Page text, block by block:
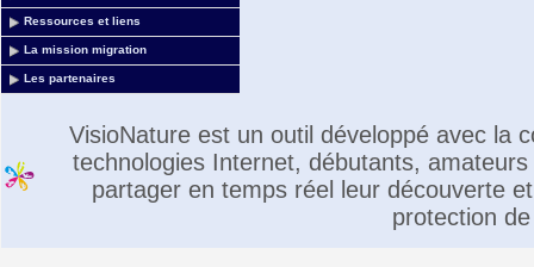
Ressources et liens
La mission migration
Les partenaires
VisioNature est un outil développé avec la
technologies Internet, débutants,
partager en temps réel leur découverte
protection